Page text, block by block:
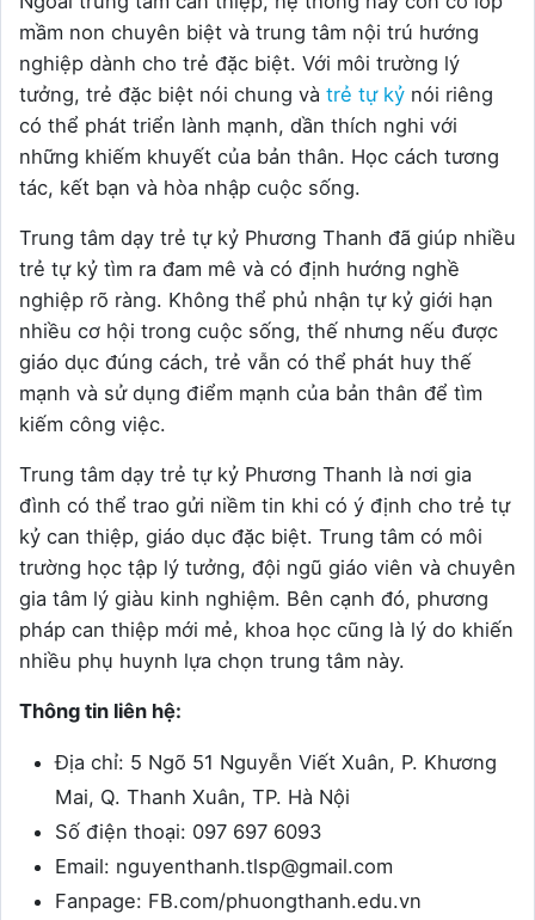
mầm non chuyên biệt và trung tâm nội trú hướng
nghiệp dành cho trẻ đặc biệt. Với môi trường lý
tưởng, trẻ đặc biệt nói chung và trẻ tự kỷ nói riêng
có thể phát triển lành mạnh, dần thích nghi với
những khiếm khuyết của bản thân. Học cách tương
tác, kết bạn và hòa nhập cuộc sống.
Trung tâm dạy trẻ tự kỷ Phương Thanh đã giúp nhiều
trẻ tự kỷ tìm ra đam mê và có định hướng nghề
nghiệp rõ ràng. Không thể phủ nhận tự kỷ giới hạn
nhiều cơ hội trong cuộc sống, thế nhưng nếu được
giáo dục đúng cách, trẻ vẫn có thể phát huy thế
mạnh và sử dụng điểm mạnh của bản thân để tìm
kiếm công việc.
Trung tâm dạy trẻ tự kỷ Phương Thanh là nơi gia
đình có thể trao gửi niềm tin khi có ý định cho trẻ tự
kỷ can thiệp, giáo dục đặc biệt. Trung tâm có môi
trường học tập lý tưởng, đội ngũ giáo viên và chuyên
gia tâm lý giàu kinh nghiệm. Bên cạnh đó, phương
pháp can thiệp mới mẻ, khoa học cũng là lý do khiến
nhiều phụ huynh lựa chọn trung tâm này.
Thông tin liên hệ:
Địa chỉ: 5 Ngõ 51 Nguyễn Viết Xuân, P. Khương
Mai, Q. Thanh Xuân, TP. Hà Nội
Số điện thoại: 097 697 6093
Email: nguyenthanh.tlsp@gmail.com
Fanpage: FB.com/phuongthanh.edu.vn